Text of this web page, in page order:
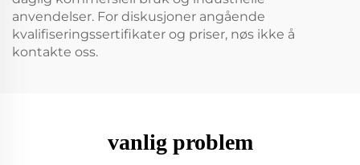
anvendelser. For diskusjoner angående
kvalifiseringssertifikater og priser, nøs ikke å
kontakte oss.
vanlig problem